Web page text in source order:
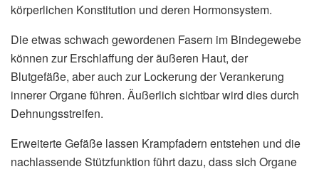
körperlichen Konstitution und deren Hormonsystem.
Die etwas schwach gewordenen Fasern im Bindegewebe
können zur Erschlaffung der äußeren Haut, der
Blutgefäße, aber auch zur Lockerung der Verankerung
innerer Organe führen. Äußerlich sichtbar wird dies durch
Dehnungsstreifen.
Erweiterte Gefäße lassen Krampfadern entstehen und die
nachlassende Stützfunktion führt dazu, dass sich Organe